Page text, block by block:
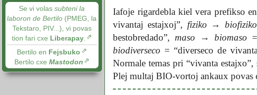
Se vi volassubteni la
laboron de Bertilo (PMEG, la
Tekstaro, PIV...), vi povas
tion fari cxe Liberapay.
Bertilo en Fejsbuko
Bertilo cxe Mastodon
Iafoje rigardebla kiel vera prefikso
vivantaj estajxoj”, fiziko → biofiziko
bestobredado”, maso → biomaso
biodiverseco = “diverseco de
Normale temas pri “vivanta
Plej multaj BIO-vortoj ankaux povas